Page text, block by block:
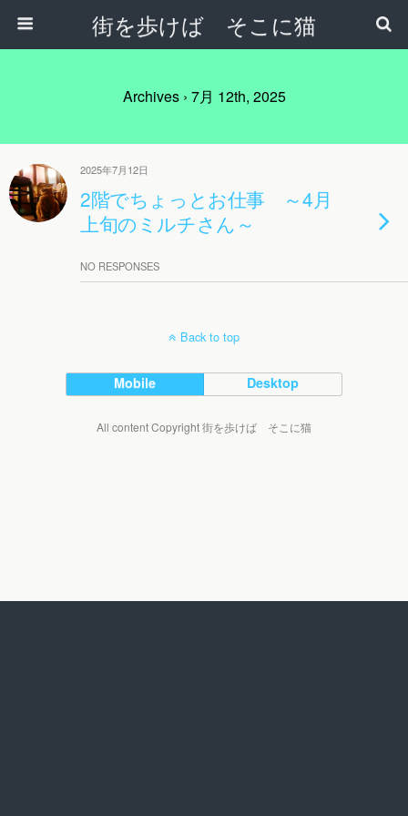
街を歩けば そこに猫
Archives › 7月 12th, 2025
2025年7月12日
2階でちょっとお仕事 ～4月
上旬のミルチさん～
NO RESPONSES
Back to top
Mobile Desktop
All content Copyright 街を歩けば そこに猫